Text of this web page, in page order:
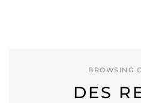
BROWSING
DES